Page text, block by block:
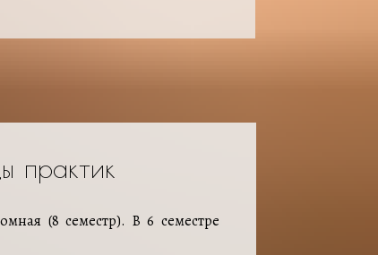
(8 семестр). В 6 семестре
практик